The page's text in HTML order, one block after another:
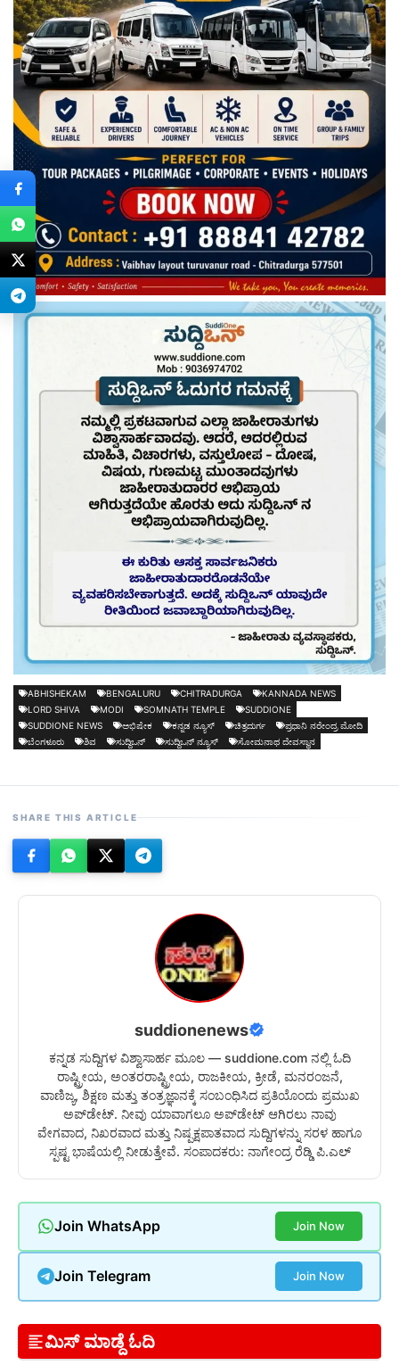
ABHISHEKAM BENGALURU CHITRADURGA
KANNADA NEWS
LORD SHIVA
MODI SOMNATH TEMPLE
SUDDIONE
SUDDIONE NEWS
ಅಭಿಷೇಕ ಕನ್ನಡ ನ್ಯೂಸ್ ಚಿತ್ರದುರ್ಗ
ಪ್ರಧಾನಿ ನರೇಂದ್ರ ಮೋದಿ
ಬೆಂಗಳೂರು
ಶಿವ ಸುದ್ದಿಒನ್ ಸುದ್ದಿಒನ್ ನ್ಯೂಸ್ ಸೋಮನಾಥ ದೇವಸ್ಥಾನ
SHARE THIS ARTICLE
suddionenews
ಕನ್ನಡ ಸುದ್ದಿಗಳ ವಿಶ್ವಾಸಾರ್ಹ ಮೂಲ — suddione.com ನಲ್ಲಿ ಓದಿ
ರಾಷ್ಟ್ರೀಯ, ಅಂತರರಾಷ್ಟ್ರೀಯ, ರಾಜಕೀಯ, ಕ್ರೀಡೆ, ಮನರಂಜನೆ,
ವಾಣಿಜ್ಯ, ಶಿಕ್ಷಣ ಮತ್ತು ತಂತ್ರಜ್ಞಾನಕ್ಕೆ ಸಂಬಂಧಿಸಿದ ಪ್ರತಿಯೊಂದು ಪ್ರಮುಖ
ಅಪ್‌ಡೇಟ್. ನೀವು ಯಾವಾಗಲೂ ಅಪ್‌ಡೇಟ್ ಆಗಿರಲು ನಾವು
ವೇಗವಾದ, ನಿಖರವಾದ ಮತ್ತು ನಿಷ್ಪಕ್ಷಪಾತವಾದ ಸುದ್ದಿಗಳನ್ನು ಸರಳ ಹಾಗೂ
ಸ್ಪಷ್ಟ ಭಾಷೆಯಲ್ಲಿ ನೀಡುತ್ತೇವೆ. ಸಂಪಾದಕರು: ನಾಗೇಂದ್ರ ರೆಡ್ಡಿ ಪಿ.ಎಲ್
Join WhatsApp Join Now
Join Telegram Join Now
ಮಿಸ್ ಮಾಡ್ದೆ ಓದಿ